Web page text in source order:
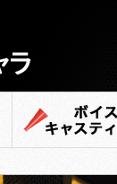
ボイスキャステ